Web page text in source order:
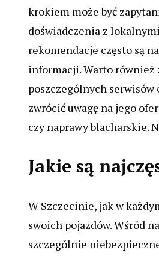
krokiem może być
doświadczenia z
rekomendacje często są
informacji. Warto również
poszczególnych
zwrócić uwagę na jego
czy naprawy blacharskie.
Jakie są
W Szczecinie, jak w
swoich pojazdów. Wśród
szczególnie